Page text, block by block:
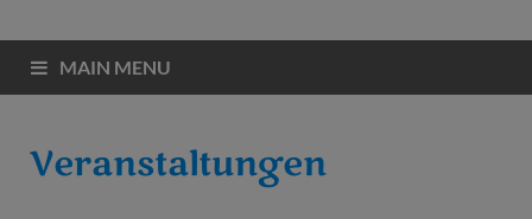
MAIN MENU
Veranstaltungen